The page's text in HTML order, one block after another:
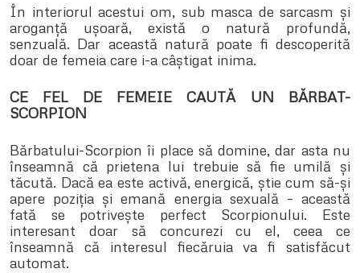
În interiorul acestui om, sub masca de sarcasm și
aroganță ușoară, există o natură profundă,
senzuală. Dar această natură poate fi descoperită
doar de femeia care i-a câștigat inima.
CE FEL DE FEMEIE CAUTĂ UN BĂRBAT-
SCORPION
Bărbatului-Scorpion îi place să domine, dar asta nu
înseamnă că prietena lui trebuie să fie umilă și
tăcută. Dacă ea este activă, energică, știe cum să-și
apere poziția și emană energia sexuală – această
fată se potrivește perfect Scorpionului. Este
interesant doar să concurezi cu el, ceea ce
înseamnă că interesul fiecăruia va fi satisfăcut
automat.